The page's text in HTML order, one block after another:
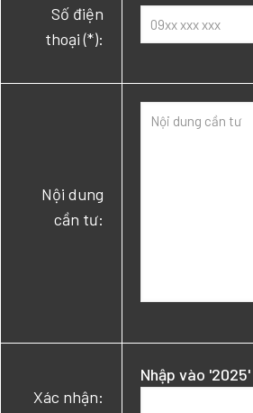
Số điện
thoại (*):
Nội dung
cần tư:
Xác nhận:
Nhập vào '2025'